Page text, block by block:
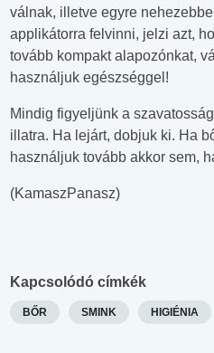
válnak, illetve egyre
applikátorra felvinni, jelzi azt,
tovább kompakt alapozónkat,
használjuk egészséggel!
Mindig figyeljünk a
illatra. Ha lejárt, dobjuk ki. Ha
használjuk tovább akkor sem,
(KamaszPanasz)
Kapcsolódó címkék
BŐR SMINK HIGIÉNIA